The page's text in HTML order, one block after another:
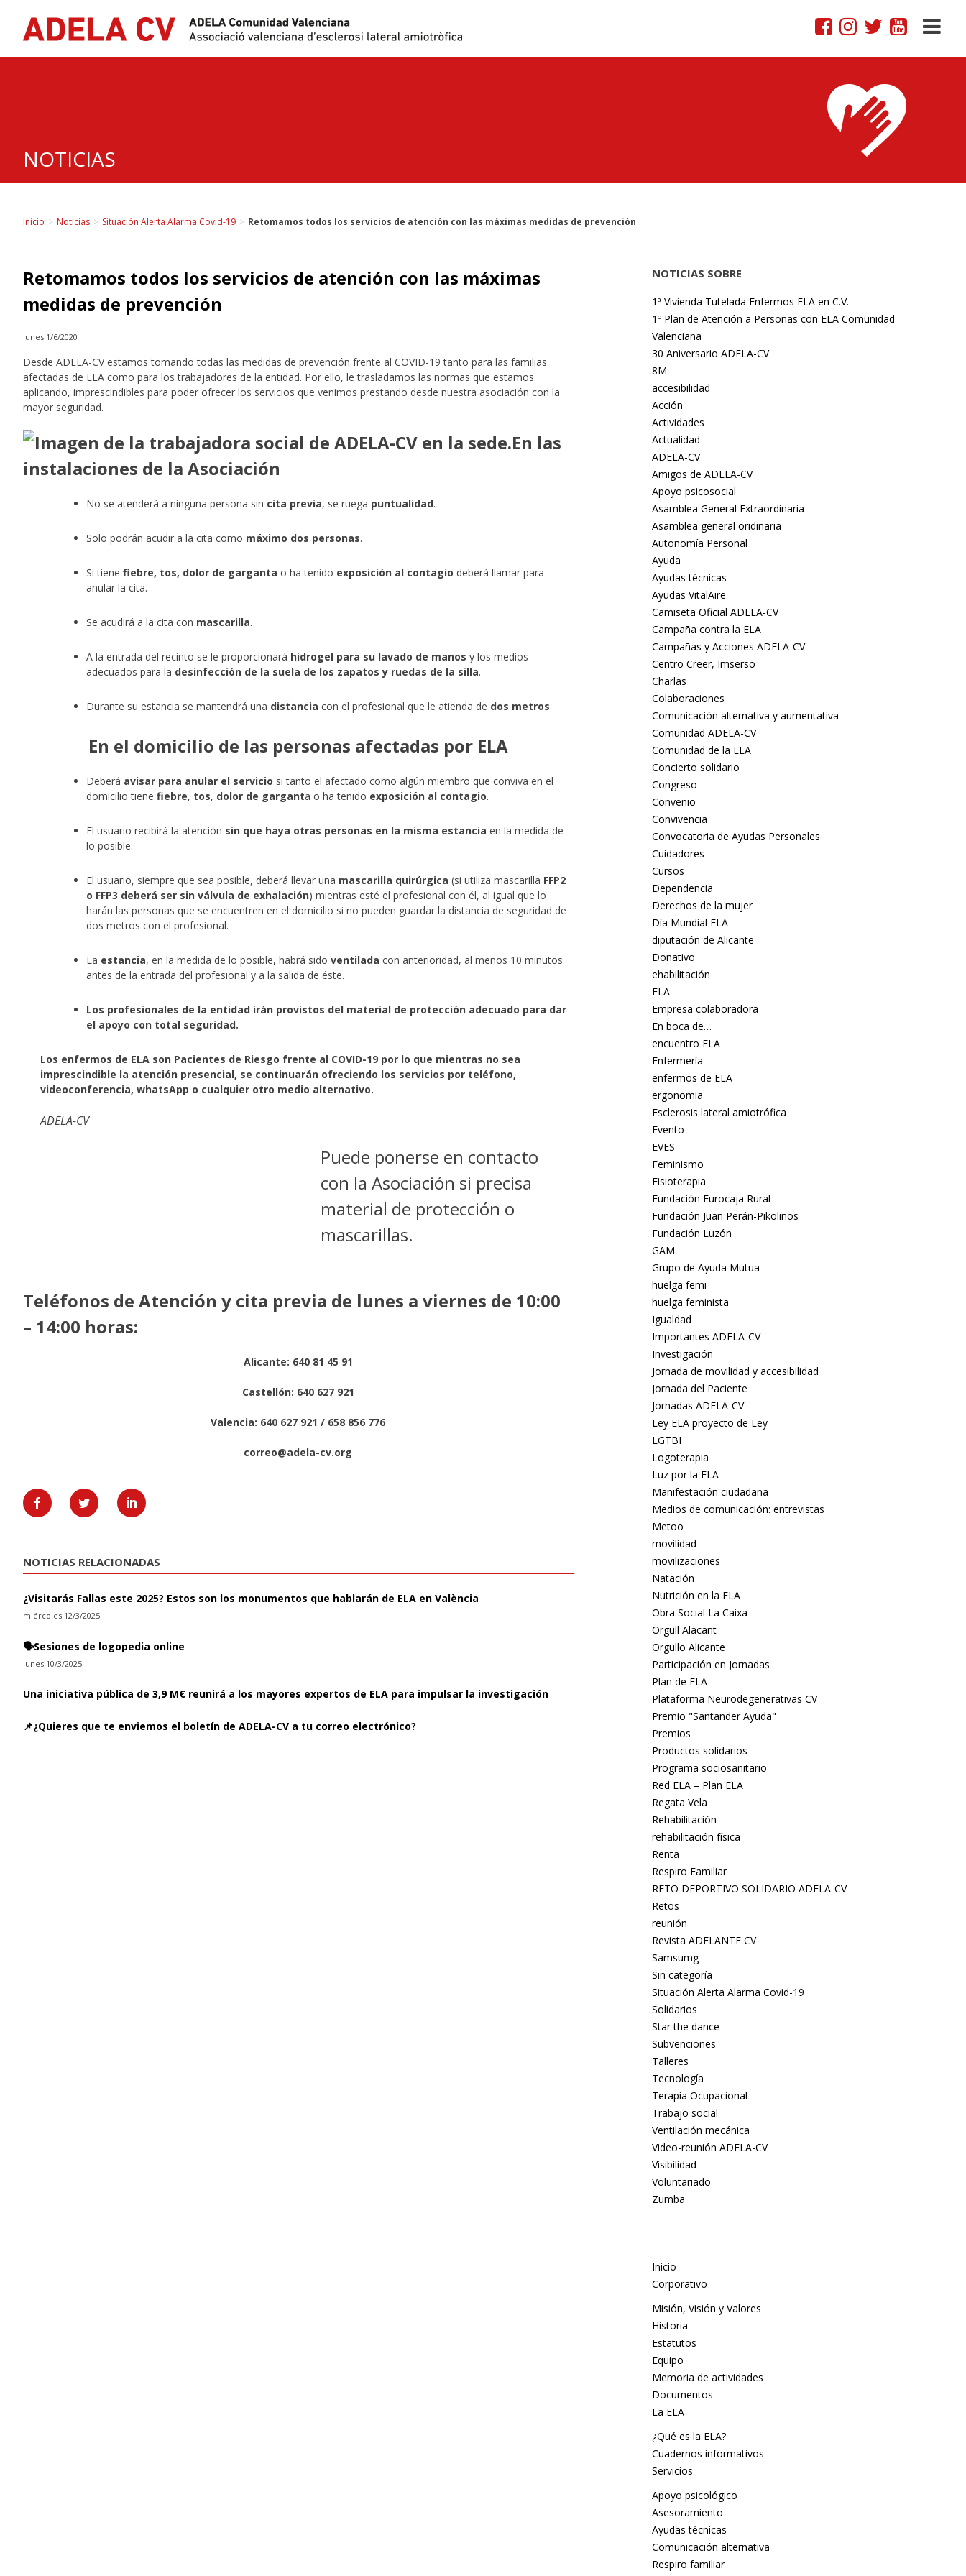
NOTICIAS
Inicio > Noticias > Situación Alerta Alarma Covid-19 > Retomamos todos los servicios de atención con las máximas medidas de prevención
Retomamos todos los servicios de atención con las máximas
medidas de prevención
lunes 1/6/2020
Desde ADELA-CV estamos tomando todas las medidas de prevención frente al COVID-19 tanto para las familias
afectadas de ELA como para los trabajadores de la entidad. Por ello, le trasladamos las normas que estamos
aplicando, imprescindibles para poder ofrecer los servicios que venimos prestando desde nuestra asociación con la
mayor seguridad.
En las
instalaciones de la Asociación
No se atenderá a ninguna persona sin cita previa, se ruega puntualidad.
Solo podrán acudir a la cita como máximo dos personas.
Si tiene fiebre, tos, dolor de garganta o ha tenido exposición al contagio deberá llamar para
anular la cita.
Se acudirá a la cita con mascarilla.
A la entrada del recinto se le proporcionará hidrogel para su lavado de manos y los medios
adecuados para la desinfección de la suela de los zapatos y ruedas de la silla.
Durante su estancia se mantendrá una distancia con el profesional que le atienda de dos metros.
En el domicilio de las personas afectadas por ELA
Deberá avisar para anular el servicio si tanto el afectado como algún miembro que conviva en el
domicilio tiene fiebre, tos, dolor de garganta o ha tenido exposición al contagio.
El usuario recibirá la atención sin que haya otras personas en la misma estancia en la medida de
lo posible.
El usuario, siempre que sea posible, deberá llevar una mascarilla quirúrgica (si utiliza mascarilla FFP2
o FFP3 deberá ser sin válvula de exhalación) mientras esté el profesional con él, al igual que lo
harán las personas que se encuentren en el domicilio si no pueden guardar la distancia de seguridad de
dos metros con el profesional.
La estancia, en la medida de lo posible, habrá sido ventilada con anterioridad, al menos 10 minutos
antes de la entrada del profesional y a la salida de éste.
Los profesionales de la entidad irán provistos del material de protección adecuado para dar
el apoyo con total seguridad.
Los enfermos de ELA son Pacientes de Riesgo frente al COVID-19 por lo que mientras no sea
imprescindible la atención presencial, se continuarán ofreciendo los servicios por teléfono,
videoconferencia, whatsApp o cualquier otro medio alternativo.
ADELA-CV
Puede ponerse en contacto
con la Asociación si precisa
material de protección o
mascarillas.
Teléfonos de Atención y cita previa de lunes a viernes de 10:00
– 14:00 horas:
Alicante: 640 81 45 91
Castellón: 640 627 921
Valencia: 640 627 921 / 658 856 776
correo@adela-cv.org
NOTICIAS RELACIONADAS
¿Visitarás Fallas este 2025? Estos son los monumentos que hablarán de ELA en València
miércoles 12/3/2025
🗣️Sesiones de logopedia online
lunes 10/3/2025
Una iniciativa pública de 3,9 M€ reunirá a los mayores expertos de ELA para impulsar la investigación
📌¿Quieres que te enviemos el boletín de ADELA-CV a tu correo electrónico?
NOTICIAS SOBRE
1ª Vivienda Tutelada Enfermos ELA en C.V.
1º Plan de Atención a Personas con ELA Comunidad
Valenciana
30 Aniversario ADELA-CV
8M
accesibilidad
Acción
Actividades
Actualidad
ADELA-CV
Amigos de ADELA-CV
Apoyo psicosocial
Asamblea General Extraordinaria
Asamblea general oridinaria
Autonomía Personal
Ayuda
Ayudas técnicas
Ayudas VitalAire
Camiseta Oficial ADELA-CV
Campaña contra la ELA
Campañas y Acciones ADELA-CV
Centro Creer, Imserso
Charlas
Colaboraciones
Comunicación alternativa y aumentativa
Comunidad ADELA-CV
Comunidad de la ELA
Concierto solidario
Congreso
Convenio
Convivencia
Convocatoria de Ayudas Personales
Cuidadores
Cursos
Dependencia
Derechos de la mujer
Día Mundial ELA
diputación de Alicante
Donativo
ehabilitación
ELA
Empresa colaboradora
En boca de…
encuentro ELA
Enfermería
enfermos de ELA
ergonomia
Esclerosis lateral amiotrófica
Evento
EVES
Feminismo
Fisioterapia
Fundación Eurocaja Rural
Fundación Juan Perán-Pikolinos
Fundación Luzón
GAM
Grupo de Ayuda Mutua
huelga femi
huelga feminista
Igualdad
Importantes ADELA-CV
Investigación
Jornada de movilidad y accesibilidad
Jornada del Paciente
Jornadas ADELA-CV
Ley ELA proyecto de Ley
LGTBI
Logoterapia
Luz por la ELA
Manifestación ciudadana
Medios de comunicación: entrevistas
Metoo
movilidad
movilizaciones
Natación
Nutrición en la ELA
Obra Social La Caixa
Orgull Alacant
Orgullo Alicante
Participación en Jornadas
Plan de ELA
Plataforma Neurodegenerativas CV
Premio "Santander Ayuda"
Premios
Productos solidarios
Programa sociosanitario
Red ELA – Plan ELA
Regata Vela
Rehabilitación
rehabilitación física
Renta
Respiro Familiar
RETO DEPORTIVO SOLIDARIO ADELA-CV
Retos
reunión
Revista ADELANTE CV
Samsumg
Sin categoría
Situación Alerta Alarma Covid-19
Solidarios
Star the dance
Subvenciones
Talleres
Tecnología
Terapia Ocupacional
Trabajo social
Ventilación mecánica
Video-reunión ADELA-CV
Visibilidad
Voluntariado
Zumba
Inicio
Corporativo
Misión, Visión y Valores
Historia
Estatutos
Equipo
Memoria de actividades
Documentos
La ELA
¿Qué es la ELA?
Cuadernos informativos
Servicios
Apoyo psicológico
Asesoramiento
Ayudas técnicas
Comunicación alternativa
Respiro familiar